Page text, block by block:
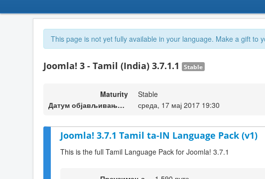
This page is not yet fully available in your language. Make a gift to
Joomla! 3 - Tamil (India) 3.7.1.1 Stable
Maturity
Stable
Датум објављивања верзије
среда, 17 мај 2017 19:30
Joomla! 3.7.1 Tamil ta-IN Language Pack (v1)
This is the full Tamil Language Pack for Joomla! 3.7.1